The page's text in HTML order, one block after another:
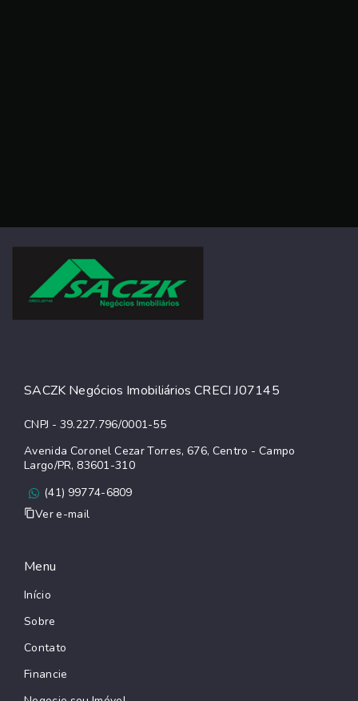
SACZK Negócios Imobiliários CRECI J07145
CNPJ - 39.227.796/0001-55
Avenida Coronel Cezar Torres, 676, Centro - Campo
Largo/PR, 83601-310
(41) 99774-6809
Ver e-mail
Menu
Início
Sobre
Contato
Financie